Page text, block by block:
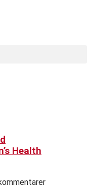
Health